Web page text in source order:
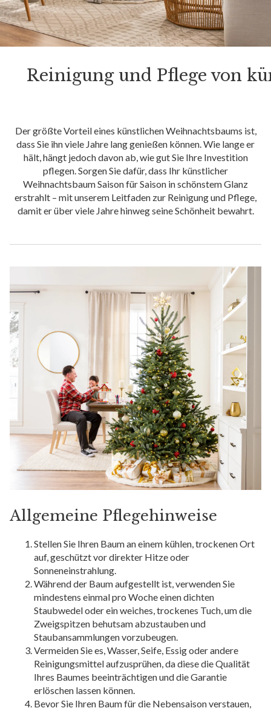
Reinigung und Pflege von
Der größte Vorteil eines künstlichen Weihnachtsbaums ist,
dass Sie ihn viele Jahre lang genießen können. Wie lange er
hält, hängt jedoch davon ab, wie gut Sie Ihre Investition
pflegen. Sorgen Sie dafür, dass Ihr künstlicher
Weihnachtsbaum Saison für Saison in schönstem Glanz
erstrahlt – mit unserem Leitfaden zur Reinigung und Pflege,
damit er über viele Jahre hinweg seine Schönheit bewahrt.
Allgemeine Pflegehinweise
Stellen Sie Ihren Baum an einem kühlen, trockenen Ort
auf, geschützt vor direkter Hitze oder
Sonneneinstrahlung.
Während der Baum aufgestellt ist, verwenden Sie
mindestens einmal pro Woche einen dichten
Staubwedel oder ein weiches, trockenes Tuch, um die
Zweigspitzen behutsam abzustauben und
Staubansammlungen vorzubeugen.
Vermeiden Sie es, Wasser, Seife, Essig oder andere
Reinigungsmittel aufzusprühen, da diese die Qualität
Ihres Baumes beeinträchtigen und die Garantie
erlöschen lassen können.
Bevor Sie Ihren Baum für die Nebensaison verstauen,